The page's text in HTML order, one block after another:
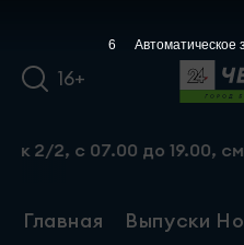
16+
07.00 до 19.00, смена -
Главная Выпуски
5 Автоматическое